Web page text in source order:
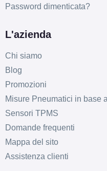
Password dimenticata?
L'azienda
Chi siamo
Blog
Promozioni
Misure Pneumatici in base
Sensori TPMS
Domande frequenti
Mappa del sito
Assistenza clienti